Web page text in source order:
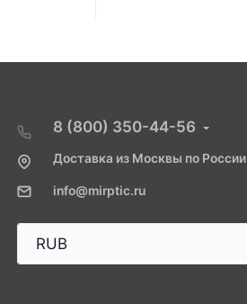
8 (800) 350-44-56
Доставка из Москвы по России
info@mirptic.ru